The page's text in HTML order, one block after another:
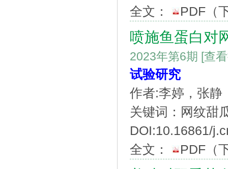
全文：
PDF （
喷施鱼蛋白对
2023年第6期 [查
试验研究
作者:李婷，张静
关键词：网纹甜
DOI:10.16861/
全文：
PDF （